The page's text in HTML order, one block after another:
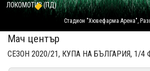
КЛУБ
ЗА ФЕНОВЕ
Стадион "Хювефарма Арена",
ЛОКОМОТИВ (ПД)
Мач център
СЕЗОН 2020/21, КУПА НА БЪЛГАРИЯ, 1/4